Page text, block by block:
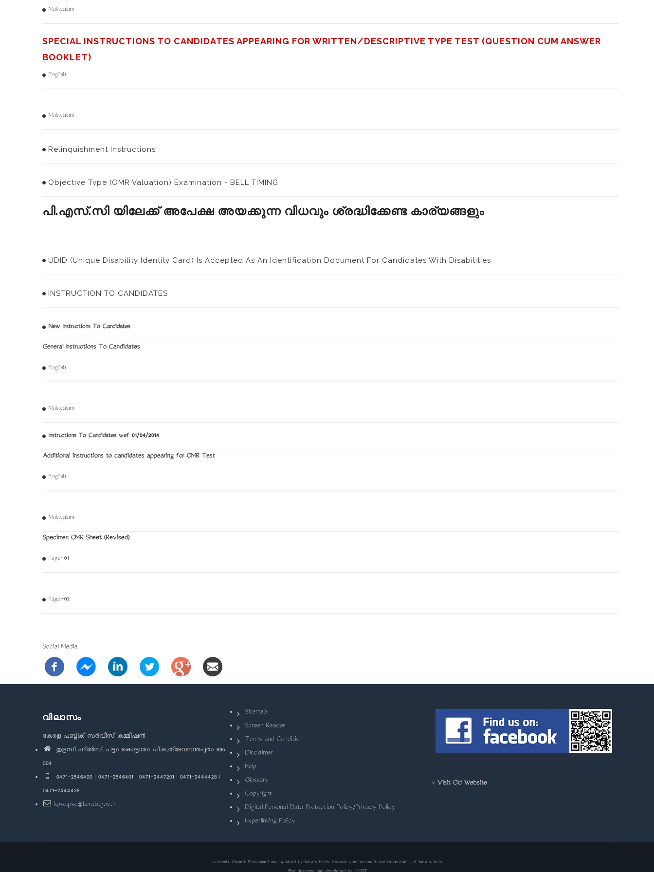
Malayalam
SPECIAL INSTRUCTIONS TO CANDIDATES APPEARING FOR WRITTEN/DESCRIPTIVE TYPE TEST (QUESTION CUM ANSWER
BOOKLET)
English
Malayalam
Relinquishment Instructions
Objective Type (OMR Valuation) Examination - BELL TIMING
പി.എസ്.സി യിലേക്ക് അപേക്ഷ അയക്കുന്ന വിധവും ശ്രദ്ധിക്കേണ്ട കാര്യങ്ങളും
UDID (Unique Disability Identity Card) Is Accepted As An Identification Document For Candidates With Disabilities
INSTRUCTION TO CANDIDATES
New Instructions To Candidates
General Instructions To Candidates
English
Malayalam
Instructions To Candidates wef 01/04/2014
Additional instructions to candidates appearing for OMR Test
English
Malayalam
Specimen OMR Sheet (Revised)
Page-01
Page-02
Social Media
വിലാസം
കേരള പബ്ലിക് സർവീസ് കമ്മീഷൻ
തുളസി ഹിൽസ്, പട്ടം കൊട്ടാരം പി.ഒ.,തിരുവനന്തപുരം 695
004
0471-2546400 | 0471-2546401 | 0471-2447201 | 0471-2444428 |
0471-2444438
kpsc.psc@kerala.gov.in
Sitemap
Screen Reader
Terms and Condition
Disclaimer
Help
Glossary
Copyright
Digital Personal Data Protection Policy/Privacy Policy
Hyperlinking Policy
> Visit Old Website
Contents Owned, Maintained and Updated by Kerala Public Service Commission, State Government of Kerala, India